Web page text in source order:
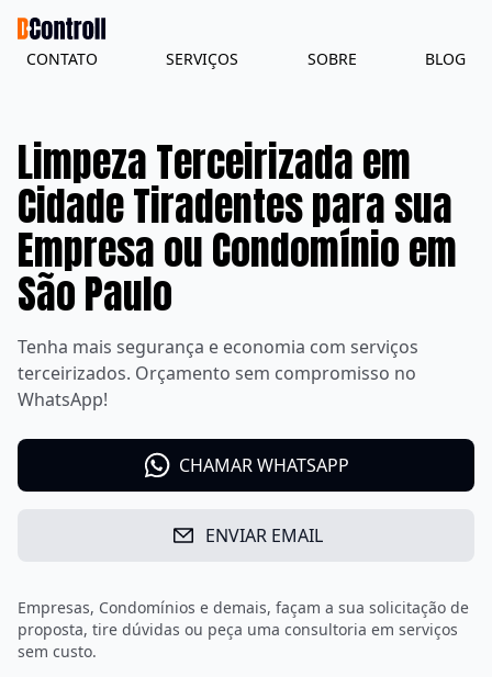
CONTATO SERVIÇOS SOBRE BLOG
Limpeza Terceirizada em
Cidade Tiradentes para sua
Empresa ou Condomínio em
São Paulo
Tenha mais segurança e economia com serviços
terceirizados. Orçamento sem compromisso no
WhatsApp!
CHAMAR WHATSAPP
ENVIAR EMAIL
Empresas, Condomínios e demais, façam a sua solicitação de
proposta, tire dúvidas ou peça uma consultoria em serviços
sem custo.